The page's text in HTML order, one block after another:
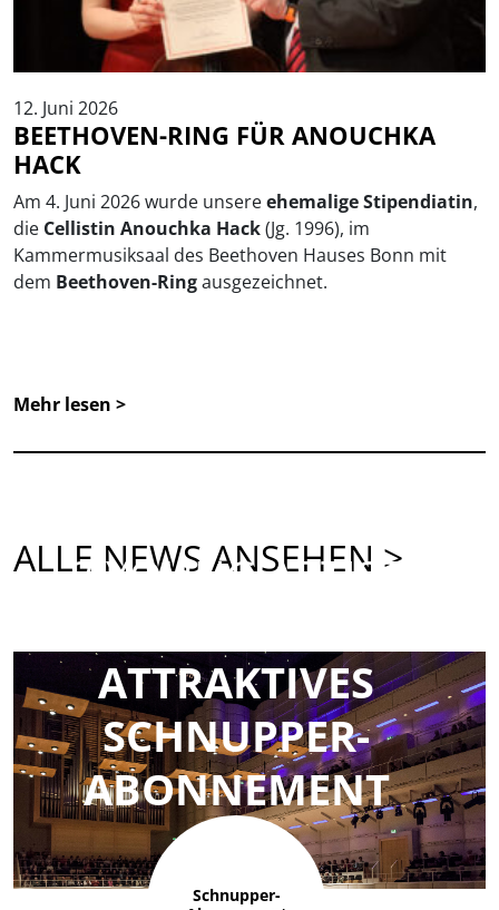
12. Juni 2026
BEETHOVEN-RING FÜR ANOUCHKA
HACK
Am 4. Juni 2026 wurde unsereehemalige Stipendiatin,
die Cellistin Anouchka Hack(Jg. 1996), im
Kammermusiksaal des Beethoven Hauses Bonn mit
dem Beethoven-Ringausgezeichnet.
Mehr lesen >
ALLE NEWS ANSEHEN >
3 YOUNG ARTIST
ATTRAKTIVES
SCHNUPPER-
ABONNEMENT
Schnupper-